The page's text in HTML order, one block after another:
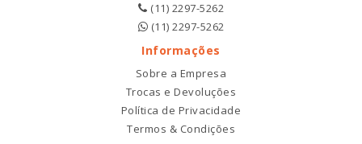
(11) 2297-5262
(11) 2297-5262
Informações
Sobre a Empresa
Trocas e Devoluções
Política de Privacidade
Termos & Condições